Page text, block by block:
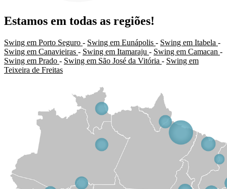
Estamos em todas as regiões!
Swing em Porto Seguro - Swing em Eunápolis - Swing em Itabela -
Swing em Canavieiras - Swing em Itamaraju - Swing em Camacan -
Swing em Prado - Swing em São José da Vitória - Swing em
Teixeira de Freitas